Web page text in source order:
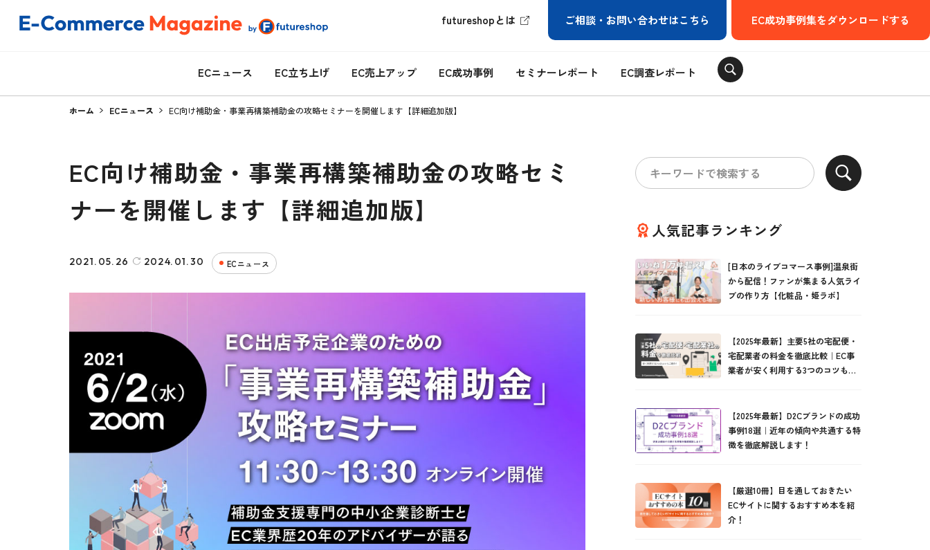
futureshopとは ご相談・お問い合わせはこちら EC成功事例集をダウンロードする
ECニュース EC立ち上げ EC売上アップ EC成功事例 セミナーレポート EC調査レポート
ホーム ECニュース EC向け補助金・事業再構築補助金の攻略セミナーを開催します【詳細追加版】
EC向け補助金・事業再構築補助金の攻略セミ
ナーを開催します【詳細追加版】
2021.05.26 2024.01.30 ECニュース
人気記事ランキング
[日本のライブコマース事例]温泉街
から配信！ファンが集まる人気ライ
ブの作り方【化粧品・姫ラボ】
【2025年最新】主要5社の宅配便・
宅配業者の料金を徹底比較｜EC事
業者が安く利用する3つのコツもご
【2025年最新】D2Cブランドの成功
事例18選｜近年の傾向や共通する特
徴を徹底解説します！
【厳選10冊】目を通しておきたい
ECサイトに関するおすすめ本を紹
介！